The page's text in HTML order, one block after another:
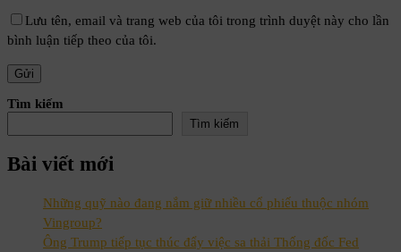
Lưu tên, email và trang web của tôi trong trình duyệt này cho lần
bình luận tiếp theo của tôi.
Tìm kiếm
Tìm kiếm
Bài viết mới
Những quỹ nào đang nắm giữ nhiều cổ phiếu thuộc nhóm
Vingroup?
Ông Trump tiếp tục thúc đẩy việc sa thải Thống đốc Fed